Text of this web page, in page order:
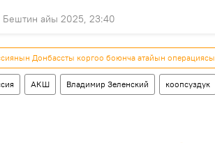
Бештин айы 2025, 23:40
Донбассты коргоо боюнча атайын операциясы
АКШ Владимир Зеленский коопсуздук